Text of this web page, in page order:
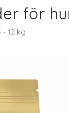
för
12 kg